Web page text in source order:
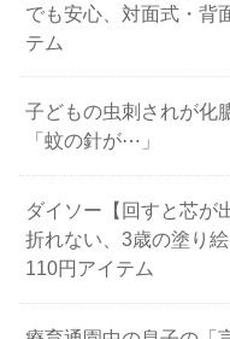
でも安心、対面式・背
テム
子どもの虫刺されが化
「蚊の針が⋯」
ダイソー【回すと芯が
折れない、3歳の塗り
110円アイテム